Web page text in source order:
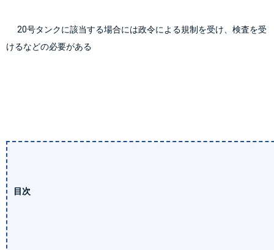
けるなどの必要がある
目次